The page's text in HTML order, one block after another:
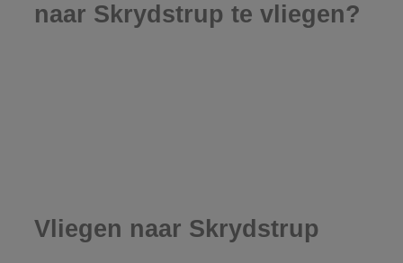
naar Skrydstrup te vliegen?
Vliegen naar Skrydstrup